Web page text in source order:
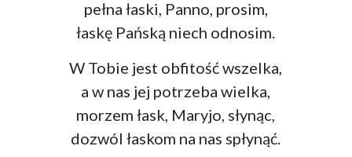
pełna łaski, Panno, prosim,
łaskę Pańską niech odnosim.
W Tobie jest obfitość wszelka,
a w nas jej potrzeba wielka,
morzem łask, Maryjo, słynąc,
dozwól łaskom na nas spłynąć.